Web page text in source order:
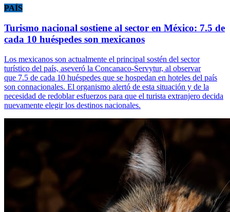
PAÍS
Turismo nacional sostiene al sector en México: 7.5 de
cada 10 huéspedes son mexicanos
Los mexicanos son actualmente el principal sostén del sector
turístico del país, aseveró la Concanaco-Servytur, al observar
que 7.5 de cada 10 huéspedes que se hospedan en hoteles del país
son connacionales. El organismo alertó de esta situación y de la
necesidad de redoblar esfuerzos para que el turista extranjero decida
nuevamente elegir los destinos nacionales.